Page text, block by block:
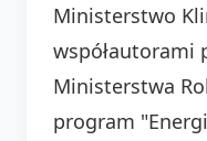
Ministerstwo
współautorami
Ministerstwa
program